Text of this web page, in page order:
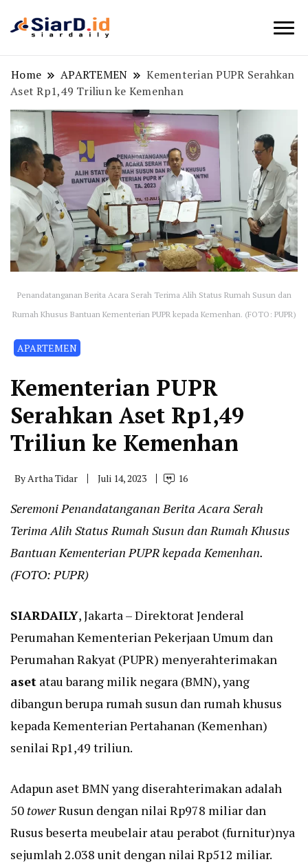
Home APARTEMEN
Kementerian PUPR Serahkan
Aset Rp1,49 Triliun ke Kemenhan
Penandatanganan Berita Acara Serah Terima Alih Status Rumah Susun dan
Rumah Khusus Bantuan Kementerian PUPR kepada Kemenhan. (FOTO: PUPR)
APARTEMEN
Kementerian PUPR
Serahkan Aset Rp1,49
Triliun ke Kemenhan
ByArtha Tidar Juli 14, 2023 16
Seremoni Penandatanganan Berita Acara Serah
Terima Alih Status Rumah Susun dan Rumah Khusus
Bantuan Kementerian PUPR kepada Kemenhan.
(FOTO: PUPR)
SIARDAILY, Jakarta – Direktorat Jenderal
Perumahan Kementerian Pekerjaan Umum dan
Perumahan Rakyat (PUPR) menyerahterimakan
aset atau barang milik negara (BMN), yang
dibangun berupa rumah susun dan rumah khusus
kepada Kementerian Pertahanan (Kemenhan)
senilai Rp1,49 triliun.
Adapun aset BMN yang diserahterimakan adalah
50 towerRusun dengan nilai Rp978 miliar dan
Rusus beserta meubelair atau perabot (furnitur)nya
sejumlah 2.038 unit dengan nilai Rp512 miliar.